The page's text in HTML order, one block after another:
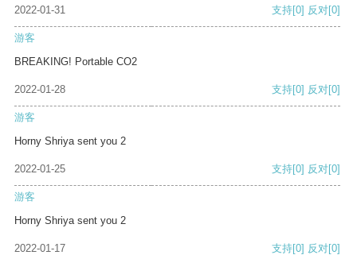
2022-01-31 支持[0] 反对[0]
游客
BREAKING! Portable CO2
2022-01-28 支持[0] 反对[0]
游客
Horny Shriya sent you 2
2022-01-25 支持[0] 反对[0]
游客
Horny Shriya sent you 2
2022-01-17 支持[0] 反对[0]